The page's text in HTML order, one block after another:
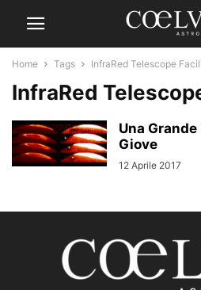
Home Tags InfraRed Telescope
InfraRed
Una
Giove
12 Aprile 2017